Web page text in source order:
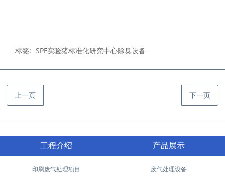
标签: SPF实验猪标准化研究中心除臭设备
上一页 下一页
工程介绍
印刷废气处理项目
产品展示
废气处理设备